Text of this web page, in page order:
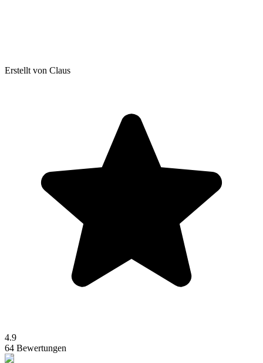
Erstellt von Claus
4.9
64 Bewertungen